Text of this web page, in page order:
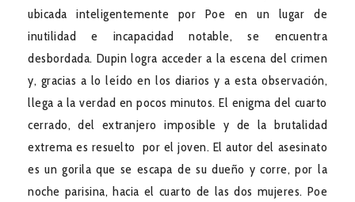
ubicada inteligentemente por Poe en un lugar de
inutilidad e incapacidad notable, se encuentra
desbordada. Dupin logra acceder a la escena del crimen
y, gracias a lo leído en los diarios y a esta observación,
llega a la verdad en pocos minutos. El enigma del cuarto
cerrado, del extranjero imposible y de la brutalidad
extrema es resuelto por el joven. El autor del asesinato
es un gorila que se escapa de su dueño y corre, por la
noche parisina, hacia el cuarto de las dos mujeres. Poe